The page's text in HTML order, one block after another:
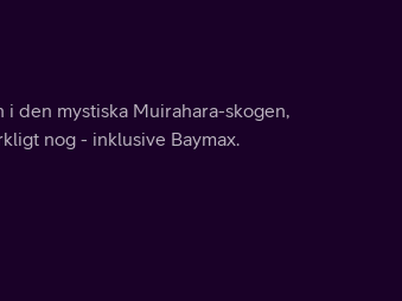
den mystiska Muirahara-skogen,
nog - inklusive Baymax.